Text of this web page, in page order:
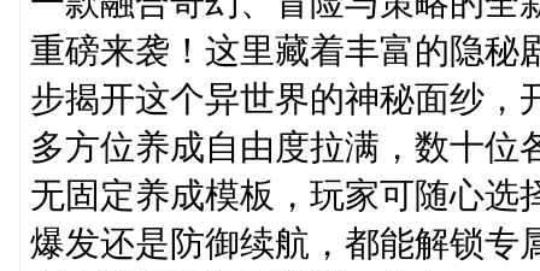
重磅来袭！这里藏着丰富的隐秘
步揭开这个异世界的神秘面纱，
多方位养成自由度拉满，数十位
无固定养成模板，玩家可随心选
爆发还是防御续航，都能解锁专